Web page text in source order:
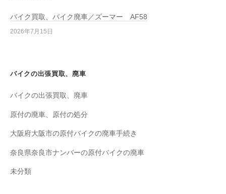
バイク買取、バイク廃車／ズーマー AF58
2026年7月15日
バイクの出張買取、廃車
バイクの出張買取、廃車
原付の廃車、原付の処分
大阪府大阪市の原付バイクの廃車手続き
奈良県奈良市ナンバーの原付バイクの廃車
未分類